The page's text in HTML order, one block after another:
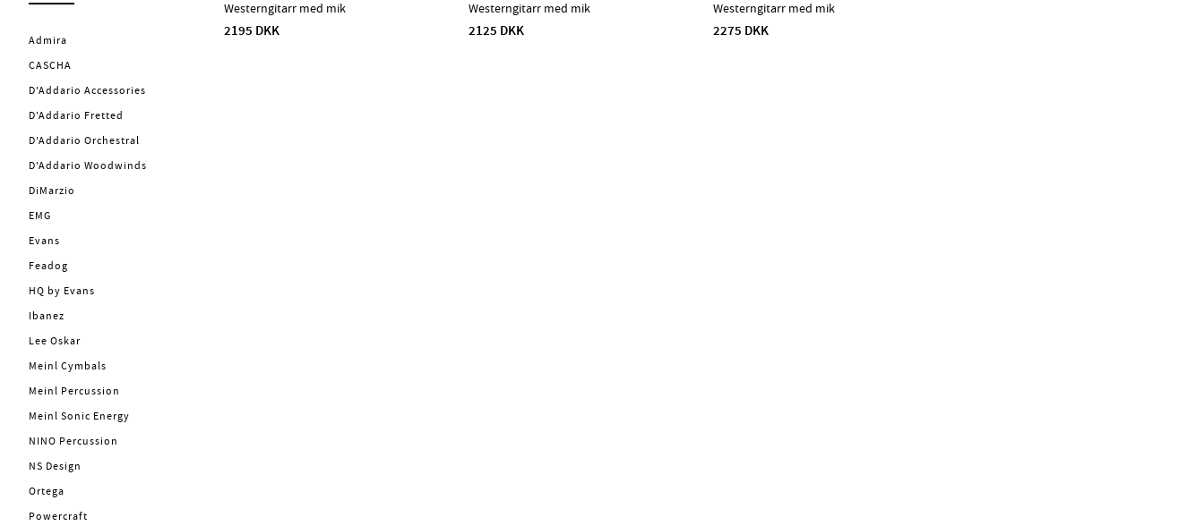
Admira
CASCHA
D'Addario Accessories
D'Addario Fretted
D'Addario Orchestral
D'Addario Woodwinds
DiMarzio
EMG
Evans
Feadog
HQ by Evans
Ibanez
Lee Oskar
Meinl Cymbals
Meinl Percussion
Meinl Sonic Energy
NINO Percussion
NS Design
Ortega
Powercraft
Westerngitarr med mik
2195 DKK
Westerngitarr med mik
2125 DKK
Westerngitarr med mik
2275 DKK